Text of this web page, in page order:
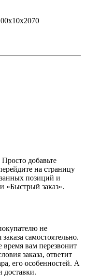
добавьте
на страницу
позиций и
«Быстрый заказ».
не
самостоятельно.
время вам перезвонит
заказа, ответит
его особенностей. А
доставки.